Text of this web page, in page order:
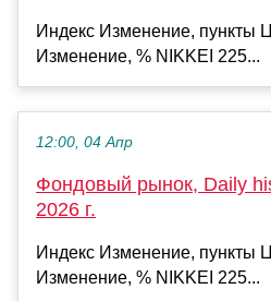
Индекс Изменение, пункты
Изменение, % NIKKEI 225...
12:00, 04 Апр
Фондовый рынок, Daily
2026 г.
Индекс Изменение, пункты
Изменение, % NIKKEI 225...